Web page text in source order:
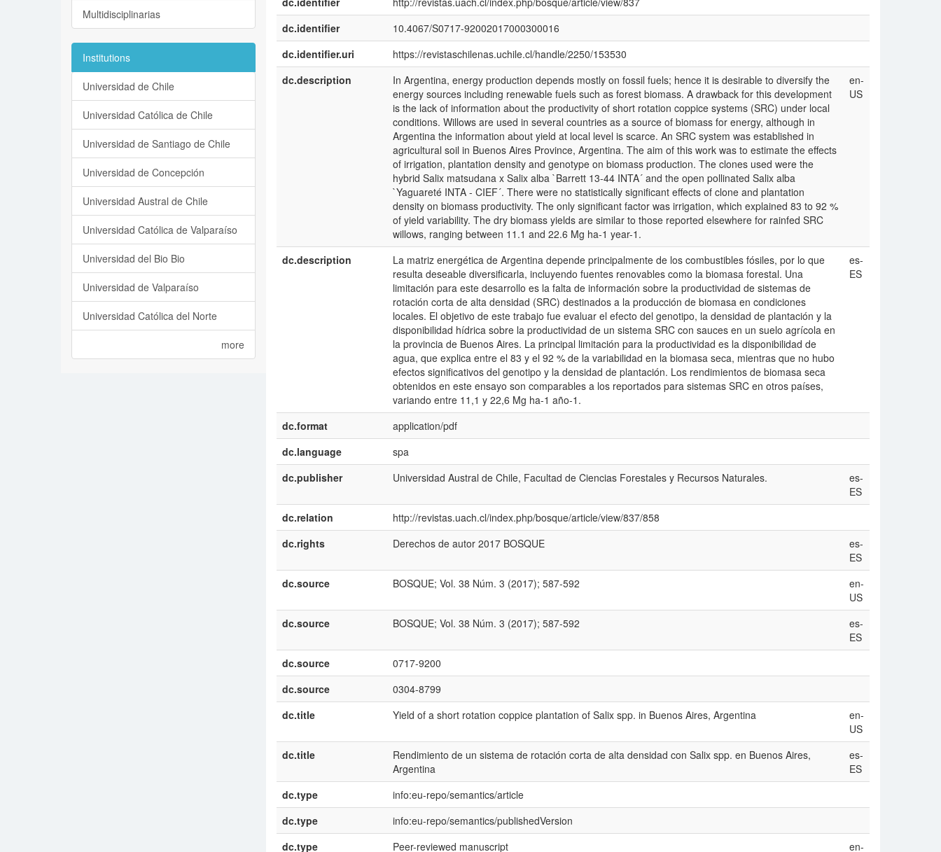
dc.identifier
10.4067/S0717-92002017000300016
dc.identifier.uri
https://revistaschilenas.uchile.cl/handle/2250/153530
dc.description
In Argentina, energy production depends mostly on fossil fuels; hence it is desirable to diversify the
energy sources including renewable fuels such as forest biomass. A drawback for this development
is the lack of information about the productivity of short rotation coppice systems (SRC) under local
conditions. Willows are used in several countries as a source of biomass for energy, although in
Argentina the information about yield at local level is scarce. An SRC system was established in
agricultural soil in Buenos Aires Province, Argentina. The aim of this work was to estimate the effects
of irrigation, plantation density and genotype on biomass production. The clones used were the
hybrid Salix matsudana x Salix alba `Barrett 13-44 INTA´ and the open pollinated Salix alba
`Yaguareté INTA - CIEF´. There were no statistically significant effects of clone and plantation
density on biomass productivity. The only significant factor was irrigation, which explained 83 to 92 %
of yield variability. The dry biomass yields are similar to those reported elsewhere for rainfed SRC
willows, ranging between 11.1 and 22.6 Mg ha-1 year-1.
en-
US
dc.description
La matriz energética de Argentina depende principalmente de los combustibles fósiles, por lo que
resulta deseable diversificarla, incluyendo fuentes renovables como la biomasa forestal. Una
limitación para este desarrollo es la falta de información sobre la productividad de sistemas de
rotación corta de alta densidad (SRC) destinados a la producción de biomasa en condiciones
locales. El objetivo de este trabajo fue evaluar el efecto del genotipo, la densidad de plantación y la
disponibilidad hídrica sobre la productividad de un sistema SRC con sauces en un suelo agrícola en
la provincia de Buenos Aires. La principal limitación para la productividad es la disponibilidad de
agua, que explica entre el 83 y el 92 % de la variabilidad en la biomasa seca, mientras que no hubo
efectos significativos del genotipo y la densidad de plantación. Los rendimientos de biomasa seca
obtenidos en este ensayo son comparables a los reportados para sistemas SRC en otros países,
variando entre 11,1 y 22,6 Mg ha-1 año-1.
es-
ES
dc.format
application/pdf
dc.language
spa
dc.publisher
Universidad Austral de Chile, Facultad de Ciencias Forestales y Recursos Naturales.
es-
ES
dc.relation
http://revistas.uach.cl/index.php/bosque/article/view/837/858
dc.rights
Derechos de autor 2017 BOSQUE
es-
ES
dc.source
BOSQUE; Vol. 38 Núm. 3 (2017); 587-592
en-
US
dc.source
BOSQUE; Vol. 38 Núm. 3 (2017); 587-592
es-
ES
dc.source
0717-9200
dc.source
0304-8799
dc.title
Yield of a short rotation coppice plantation of Salix spp. in Buenos Aires, Argentina
en-
US
dc.title
Rendimiento de un sistema de rotación corta de alta densidad con Salix spp. en Buenos Aires,
Argentina
es-
ES
dc.type
info:eu-repo/semantics/article
dc.type
info:eu-repo/semantics/publishedVersion
dc.type
Peer-reviewed manuscript en-
Multidisciplinarias
Institutions
Universidad de Chile
Universidad Católica de Chile
Universidad de Santiago de Chile
Universidad de Concepción
Universidad Austral de Chile
Universidad Católica de Valparaíso
Universidad del Bio Bio
Universidad de Valparaíso
Universidad Católica del Norte
more